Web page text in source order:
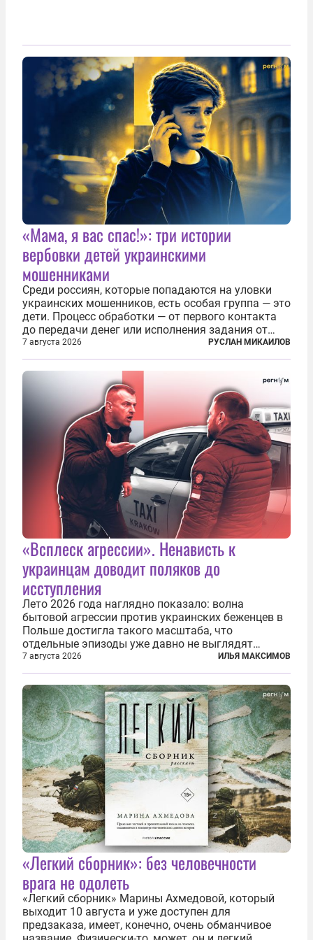
«Мама, я вас спас!»: три истории
вербовки детей украинскими
мошенниками
Среди россиян, которые попадаются на уловки
украинских мошенников, есть особая группа — это
дети. Процесс обработки — от первого контакта
до передачи денег или исполнения задания от
кураторов может занять от двух часов до
нескольких месяцев. Детей превращают в
послушных исполнителей, которые...
7 августа 2026 РУСЛАН МИКАИЛОВ
«Всплеск агрессии». Ненависть к
украинцам доводит поляков до
исступления
Лето 2026 года наглядно показало: волна
бытовой агрессии против украинских беженцев в
Польше достигла такого масштаба, что
отдельные эпизоды уже давно не выглядят
случайными. Поляки, судя по происходящему,
буквально теряют рассудок от ненависти к
украинским беженцам, и каждый новый случай
по-своему...
7 августа 2026 ИЛЬЯ МАКСИМОВ
«Легкий сборник»: без человечности
врага не одолеть
«Легкий сборник» Марины Ахмедовой, который
выходит 10 августа и уже доступен для
предзаказа, имеет, конечно, очень обманчивое